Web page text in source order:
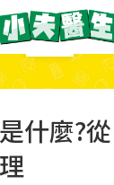
什麼?
11
11 月